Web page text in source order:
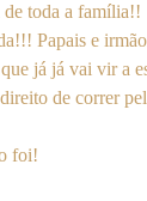
toda a família!!
Papais e
já já vai vir a
de correr
foi!